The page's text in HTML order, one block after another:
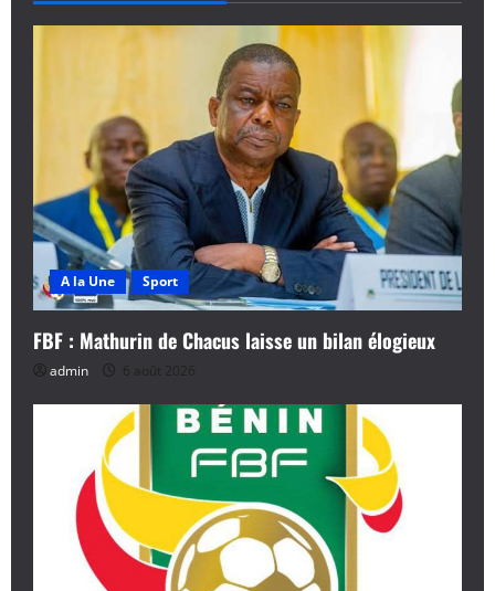
A la Une Sport
FBF : Mathurin de Chacus laisse un bilan élogieux
admin 6 août 2026